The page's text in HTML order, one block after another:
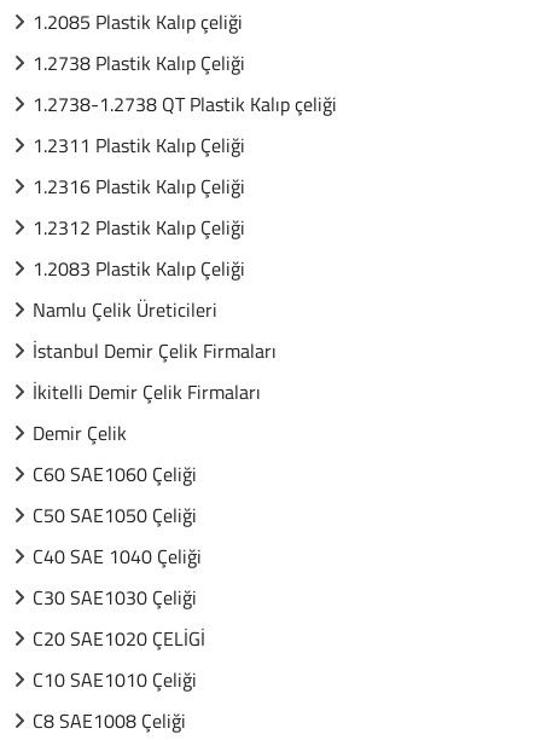
1.2085 Plastik Kalıp çeliği
1.2738 Plastik Kalıp Çeliği
1.2738-1.2738 QT Plastik Kalıp çeliği
1.2311 Plastik Kalıp Çeliği
1.2316 Plastik Kalıp Çeliği
1.2312 Plastik Kalıp Çeliği
1.2083 Plastik Kalıp Çeliği
Namlu Çelik Üreticileri
İstanbul Demir Çelik Firmaları
İkitelli Demir Çelik Firmaları
Demir Çelik
C60 SAE1060 Çeliği
C50 SAE1050 Çeliği
C40 SAE 1040 Çeliği
C30 SAE1030 Çeliği
C20 SAE1020 ÇELİGİ
C10 SAE1010 Çeliği
C8 SAE1008 Çeliği